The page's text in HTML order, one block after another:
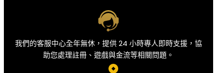
我們的客服中心全年無休，提供 24 小時專人即時支援，協
助您處理註冊、遊戲與金流等相關問題。